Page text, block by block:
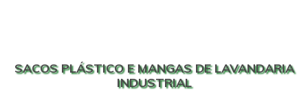
SACOS PLÁSTICO E MANGAS DE LAVANDARIA
INDUSTRIAL